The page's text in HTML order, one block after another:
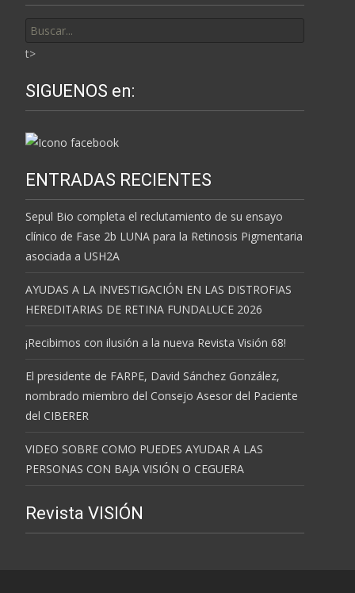
por:
t>
SIGUENOS en:
ENTRADAS RECIENTES
Sepul Bio completa el reclutamiento de su ensayo
clínico de Fase 2b LUNA para la Retinosis Pigmentaria
asociada a USH2A
AYUDAS A LA INVESTIGACIÓN EN LAS DISTROFIAS
HEREDITARIAS DE RETINA FUNDALUCE 2026
¡Recibimos con ilusión a la nueva Revista Visión 68!
El presidente de FARPE, David Sánchez González,
nombrado miembro del Consejo Asesor del Paciente
del CIBERER
VIDEO SOBRE COMO PUEDES AYUDAR A LAS
PERSONAS CON BAJA VISIÓN O CEGUERA
Revista VISIÓN